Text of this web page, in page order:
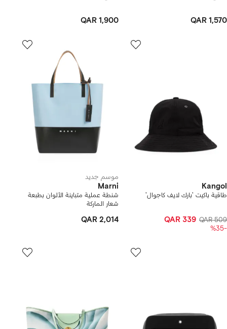
QAR 1,570
QAR 1,900
Kangol
طاقية باكيت 'بارك لايف كاجوال'
QAR 509
QAR 339
-%35
موسم جديد
Marni
شنطة عملية متباينة الألوان بطبعة
شعار الماركة
QAR 2,014